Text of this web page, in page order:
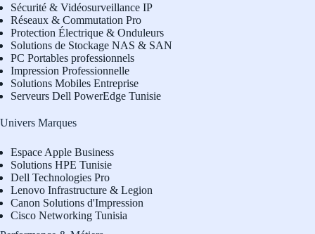
Sécurité & Vidéosurveillance IP
Réseaux & Commutation Pro
Protection Électrique & Onduleurs
Solutions de Stockage NAS & SAN
PC Portables professionnels
Impression Professionnelle
Solutions Mobiles Entreprise
Serveurs Dell PowerEdge Tunisie
Univers Marques
Espace Apple Business
Solutions HPE Tunisie
Dell Technologies Pro
Lenovo Infrastructure & Legion
Canon Solutions d'Impression
Cisco Networking Tunisia